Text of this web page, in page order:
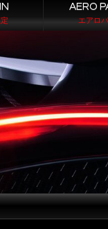
AERO
エアロ